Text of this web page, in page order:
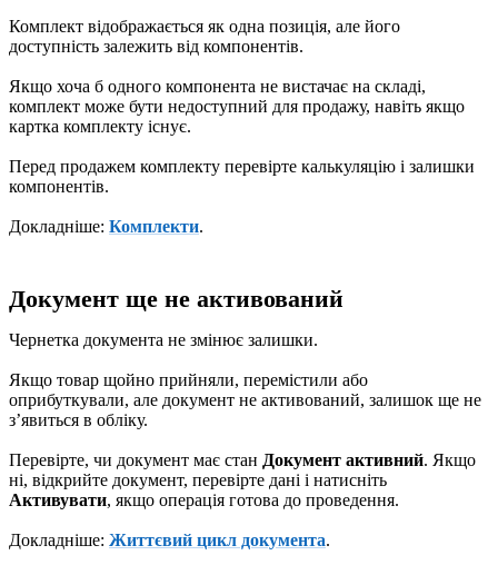
Комплект відображається як одна позиція, але його
доступність залежить від компонентів.
Якщо хоча б одного компонента не вистачає на складі,
комплект може бути недоступний для продажу, навіть якщо
картка комплекту існує.
Перед продажем комплекту перевірте калькуляцію і залишки
компонентів.
Докладніше: Комплекти.
Документ ще не активований
Чернетка документа не змінює залишки.
Якщо товар щойно прийняли, перемістили або
оприбуткували, але документ не активований, залишок ще не
зʼявиться в обліку.
Перевірте, чи документ має стан Документ активний. Якщо
ні, відкрийте документ, перевірте дані і натисніть
Активувати, якщо операція готова до проведення.
Докладніше: Життєвий цикл документа.